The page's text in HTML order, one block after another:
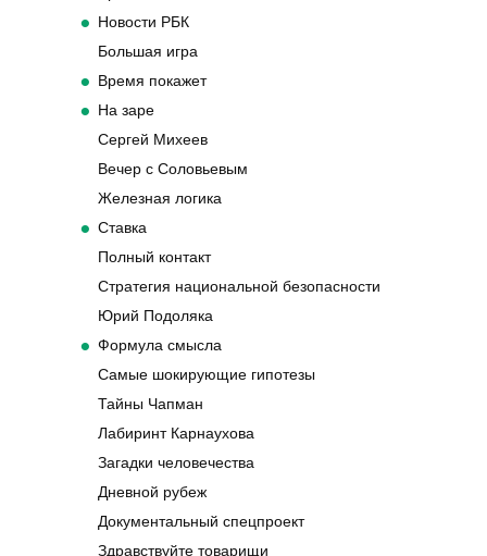
Новости РБК
Большая игра
Время покажет
На заре
Сергей Михеев
Вечер с Соловьевым
Железная логика
Ставка
Полный контакт
Стратегия национальной безопасности
Юрий Подоляка
Формула смысла
Самые шокирующие гипотезы
Тайны Чапман
Лабиринт Карнаухова
Загадки человечества
Дневной рубеж
Документальный спецпроект
Здравствуйте товарищи